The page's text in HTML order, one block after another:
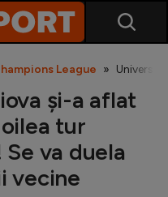
League
și-a aflat
tur
va duela
vecine